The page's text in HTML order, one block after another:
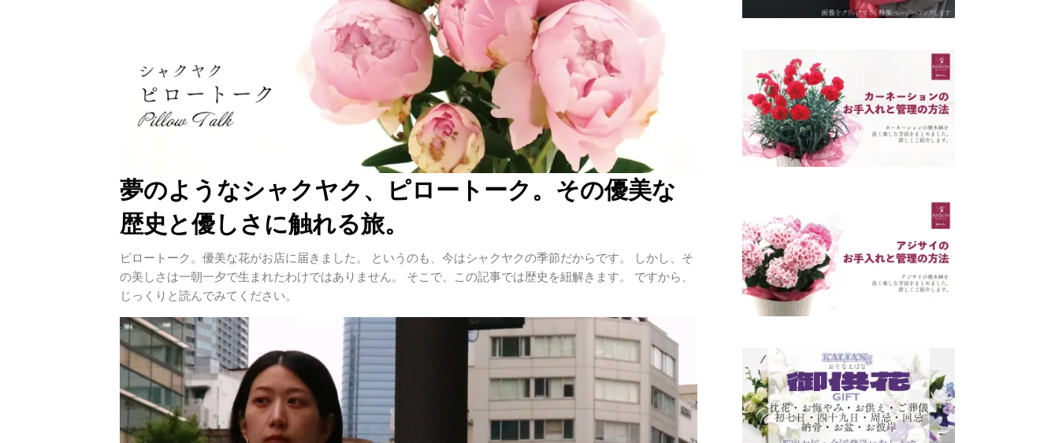
夢のようなシャクヤク、ピロートーク。その優美な
歴史と優しさに触れる旅。
ピロートーク。優美な花がお店に届きました。 というのも、今はシャクヤクの季節だからです。 しかし、そ
の美しさは一朝一夕で生まれたわけではありません。 そこで、この記事では歴史を紐解きます。 ですから、
じっくりと読んでみてください。